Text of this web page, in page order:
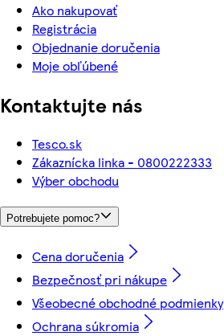
Ako nakupovať
Registrácia
Objednanie doručenia
Moje obľúbené
Kontaktujte nás
Tesco.sk
Zákaznícka linka - 0800222333
Výber obchodu
Potrebujete pomoc?
Cena doručenia
Bezpečnosť pri nákupe
Všeobecné obchodné podmienky
Ochrana súkromia